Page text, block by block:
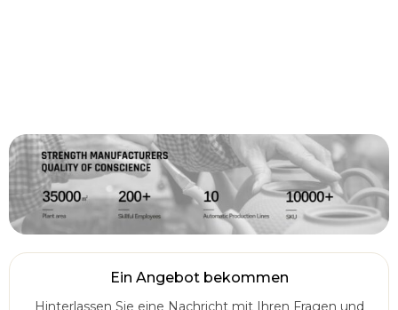
Ein Angebot bekommen
Hinterlassen Sie eine Nachricht mit Ihren Fragen und